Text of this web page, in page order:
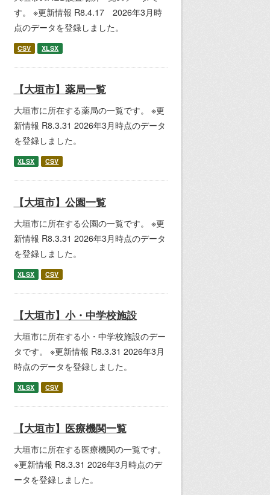
す。 ※更新情報 R8.4.17 2026年3月時
点のデータを登録しました。
CSV XLSX
【大垣市】薬局一覧
大垣市に所在する薬局の一覧です。 ※更
新情報 R8.3.31 2026年3月時点のデータ
を登録しました。
XLSX CSV
【大垣市】公園一覧
大垣市に所在する公園の一覧です。 ※更
新情報 R8.3.31 2026年3月時点のデータ
を登録しました。
XLSX CSV
【大垣市】小・中学校施設
大垣市に所在する小・中学校施設のデー
タです。 ※更新情報 R8.3.31 2026年3月
時点のデータを登録しました。
XLSX CSV
【大垣市】医療機関一覧
大垣市に所在する医療機関の一覧です。
※更新情報 R8.3.31 2026年3月時点のデ
ータを登録しました。